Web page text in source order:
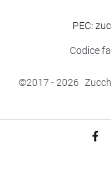
©2017- 2026
PEC:
Codice